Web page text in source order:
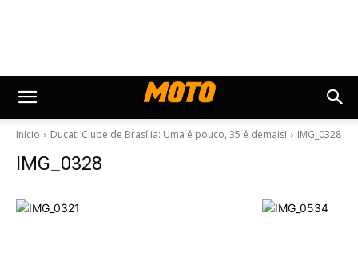
Início Ducati Clube de Brasília: Uma é pouco, 35 é demais! IMG_0328
IMG_0328